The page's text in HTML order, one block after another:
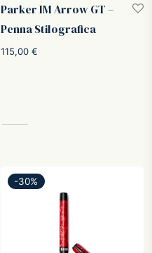
Parker IM Arrow GT –
Penna Stilografica
115,00 €
-30%